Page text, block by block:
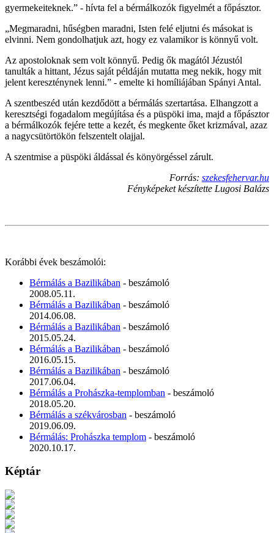
gyermekeiteknek.” - hívta fel a bérmálkozók figyelmét a főpásztor.
„Megmaradni, hűségben maradni, Isten felé eljutni és másokat is
elvinni. Nem gondolhatjuk azt, hogy ez valamikor is könnyű volt.
Az apostoloknak sem volt könnyű. Pedig ők magától Jézustól
tanulták a hittant, Jézus saját példáján mutatta meg nekik, hogy mit
jelent kereszténynek lenni.” - emelte ki homíliájában Spányi Antal.
A szentbeszéd után kezdődött a bérmálás szertartása. Elhangzott a
keresztségi fogadalom megújítása és a püspöki ima, majd a főpásztor
a bérmálkozók fejére tette a kezét, és megkente őket krizmával, azaz
a nagycsütörtökön felszentelt olajjal.
A szentmise a püspöki áldással és könyörgéssel zárult.
Forrás: szekesfehervar.hu
Fényképeket készítette Lugosi Balázs
Korábbi évek beszámolói:
Bérmálás a Bazilikában - beszámoló
2008.05.11.
Bérmálás a Bazilikában - beszámoló
2014.06.08.
Bérmálás a Bazilikában - beszámoló
2015.05.24.
Bérmálás a Bazilikában - beszámoló
2016.05.15.
Bérmálás a Bazilikában - beszámoló
2017.06.04.
Bérmálás a Prohászka-templomban - beszámoló
2018.05.20.
Bérmálás a székvárosban - beszámoló
2019.06.09.
Bérmálás: Prohászka templom - beszámoló
2020.10.17.
Képtár